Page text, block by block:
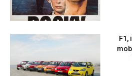
F1,